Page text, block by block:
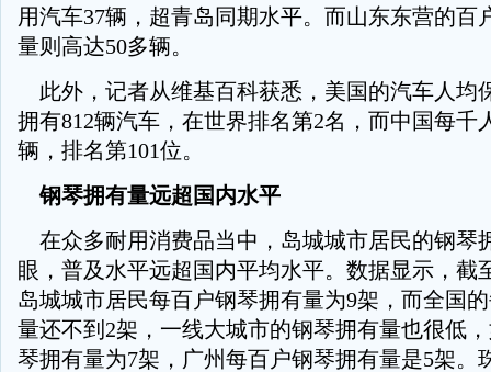
用汽车37辆，超青岛同期水平。而山东东营的百
量则高达50多辆。
此外，记者从维基百科获悉，美国的汽车人均
拥有812辆汽车，在世界排名第2名，而中国每千
辆，排名第101位。
钢琴拥有量远超国内水平
在众多耐用消费品当中，岛城城市居民的钢琴
眼，普及水平远超国内平均水平。数据显示，截
岛城城市居民每百户钢琴拥有量为9架，而全国
量还不到2架，一线大城市的钢琴拥有量也很低
琴拥有量为7架，广州每百户钢琴拥有量是5架。